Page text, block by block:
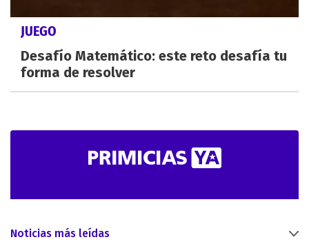
JUEGO
Desafío Matemático: este reto desafía tu
forma de resolver
Noticias más leídas